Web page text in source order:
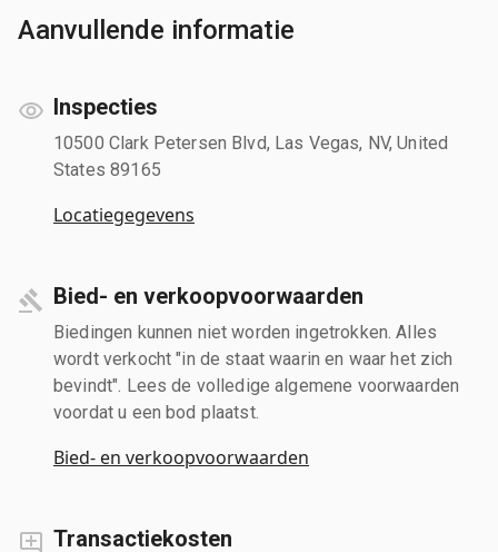
Aanvullende informatie
Inspecties
10500 Clark Petersen Blvd, Las Vegas, NV, United
States 89165
Locatiegegevens
Bied- en verkoopvoorwaarden
Biedingen kunnen niet worden ingetrokken. Alles
wordt verkocht "in de staat waarin en waar het zich
bevindt". Lees de volledige algemene voorwaarden
voordat u een bod plaatst.
Bied- en verkoopvoorwaarden
Transactiekosten